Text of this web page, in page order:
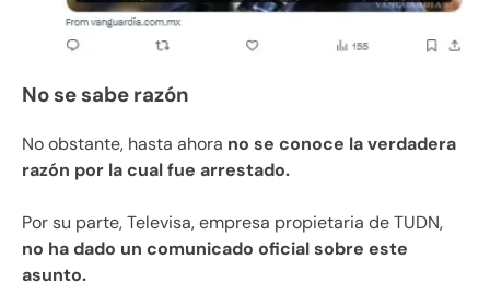
No se sabe razón
No obstante, hasta ahora no se conoce la verdadera
razón por la cual fue arrestado.
Por su parte, Televisa, empresa propietaria de TUDN,
no ha dado un comunicado oficial sobre este
asunto.